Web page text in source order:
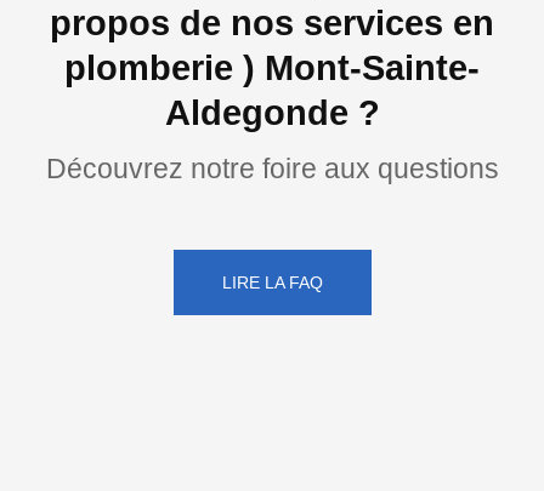
propos de nos services en
plomberie ) Mont-Sainte-
Aldegonde ?
Découvrez notre foire aux questions
LIRE LA FAQ